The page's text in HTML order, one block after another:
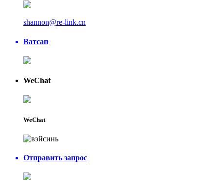
shannon@re-link.cn
Ватсап
WeChat
WeChat
Отправить запрос